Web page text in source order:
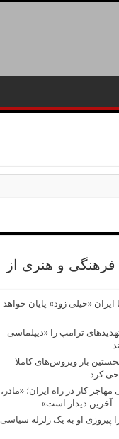
و هنری از
«خیلی زود» پایان خواهد
ترامپ را «دیپلماسی
بار ویروس‌های کاملا
کرد
کار در راه ایران؛ «مادر،
دیدار است»
او به یک زلزله سیاسی